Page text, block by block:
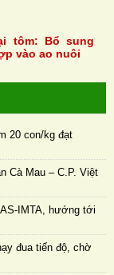
tôm: Bổ sung
vào ao nuôi
20 con/kg đạt
Cà Mau – C.P. Việt
IMTA, hướng tới
đua tiến độ, chờ